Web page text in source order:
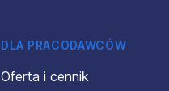
DLA PRACODAWCÓW
Oferta i cennik